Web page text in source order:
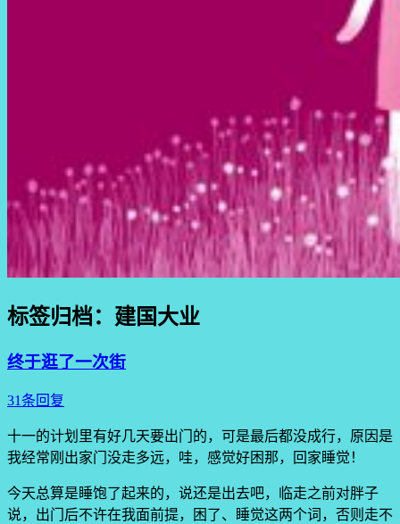
标签归档： 建国大业
终于逛了一次街
31条回复
十一的计划里有好几天要出门的，可是最后都没成行，原因是
我经常刚出家门没走多远，哇，感觉好困那，回家睡觉！
今天总算是睡饱了起来的，说还是出去吧，临走之前对胖子
说，出门后不许在我面前提，困了、睡觉这两个词，否则走不